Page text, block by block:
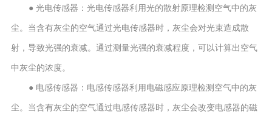
● 光电传感器：光电传感器利用光的散射原理检测空气中的灰
尘。当含有灰尘的空气通过光电传感器时，灰尘会对光束造成散
射，导致光强的衰减。通过测量光强的衰减程度，可以计算出空气
中灰尘的浓度。
● 电感传感器：电感传感器利用电磁感应原理检测空气中的灰
尘。当含有灰尘的空气通过电感传感器时，灰尘会改变电感器的磁